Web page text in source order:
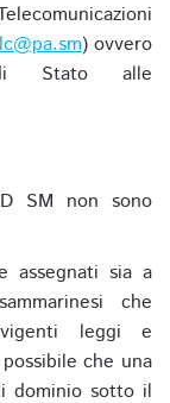
) ovvero
Stato alle
SM non sono
assegnati sia a
che
leggi e
che una
dominio sotto il